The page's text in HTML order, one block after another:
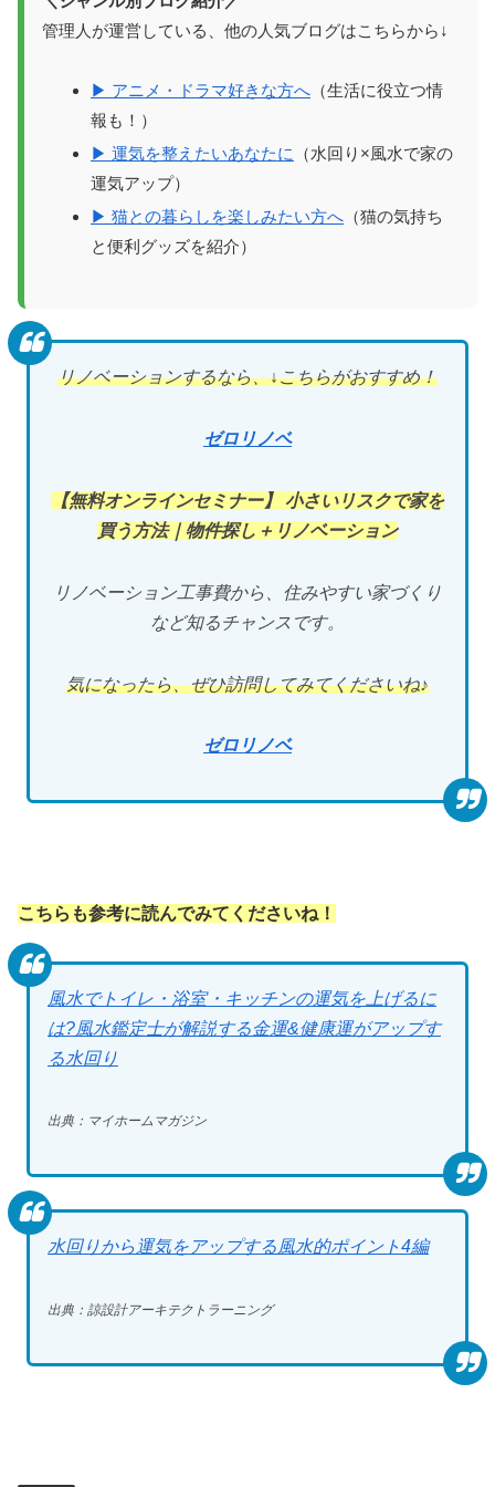
管理人が運営している、他の人気ブログはこちらから↓
▶ アニメ・ドラマ好きな方へ （生活に役立つ情
報も！）
▶ 運気を整えたいあなたに
（水回り×風水で家の
運気アップ）
▶ 猫との暮らしを楽しみたい方へ （猫の気持ち
と便利グッズを紹介）
リノベーションするなら、↓こちらがおすすめ！
ゼロリノベ
【無料オンラインセミナー】 小さいリスクで家を
買う方法｜物件探し＋リノベーション
リノベーション工事費から、住みやすい家づくり
など知るチャンスです。
気になったら、ぜひ訪問してみてくださいね♪
ゼロリノベ
こちらも参考に読んでみてくださいね！
風水でトイレ・浴室・キッチンの運気を上げるに
は?風水鑑定士が解説する金運&健康運がアップす
る水回り
出典：マイホームマガジン
水回りから運気をアップする風水的ポイント4編
出典：諒設計アーキテクトラーニング